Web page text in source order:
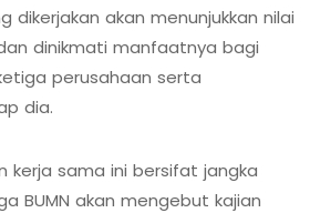
dikerjakan akan menunjukkan nilai
dinikmati manfaatnya bagi
perusahaan serta
dia.
kerja sama ini bersifat jangka
BUMN akan mengebut kajian